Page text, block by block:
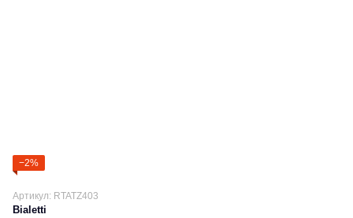
−2%
Артикул: RTATZ403
Bialetti